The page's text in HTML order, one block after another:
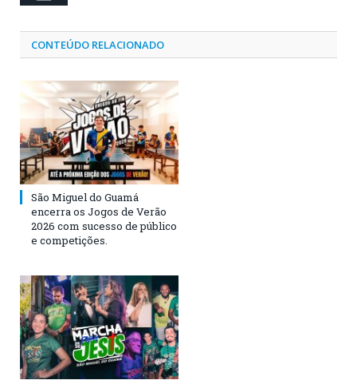
CONTEÚDO RELACIONADO
São Miguel do Guamá
encerra os Jogos de Verão
2026 com sucesso de público
e competições.